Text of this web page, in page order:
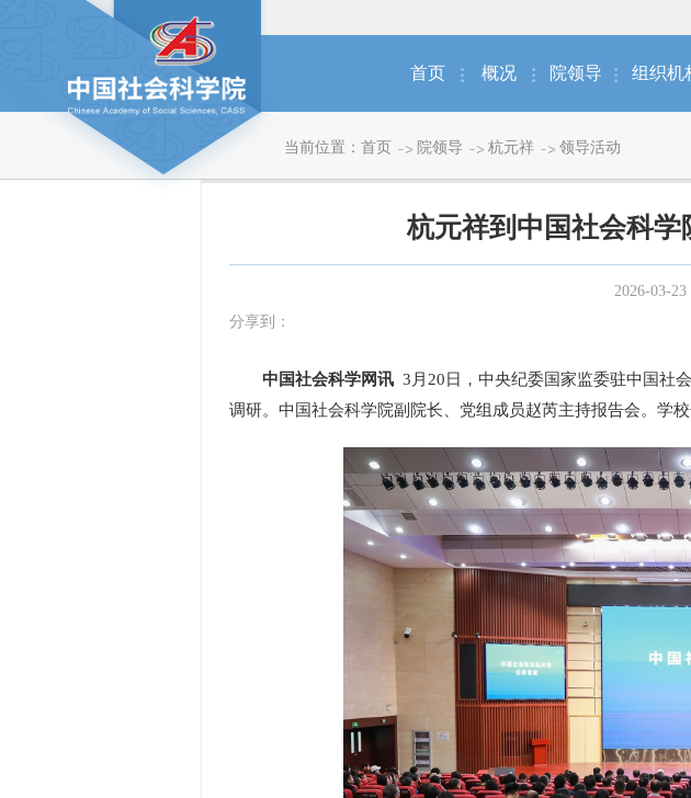
首页 概况 院领导 组织机
当前位置： 首页 院领导 杭元祥 领导活动
杭元祥到中国社会科
2026-03-23
分享到：
中国社会科学网讯 3月20日，中央纪委国家监委驻中国社
调研。中国社会科学院副院长、党组成员赵芮主持报告会。学